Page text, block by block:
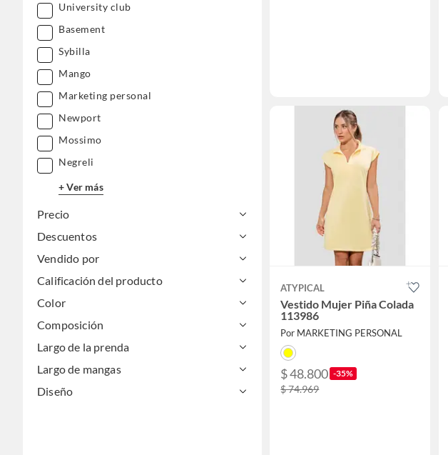
University club
Basement
Sybilla
Mango
Marketing personal
Newport
Mossimo
Negreli
+ Ver más
Precio
Descuentos
Vendido por
Calificación del producto
Color
Composición
Largo de la prenda
Largo de mangas
Diseño
ATYPICAL
Vestido Mujer Piña Colada
113986
Por MARKETING PERSONAL
$ 48.800 -35%
$ 74.969